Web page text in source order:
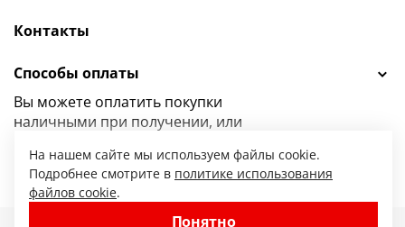
Контакты
Способы оплаты
Вы можете оплатить покупки
наличными при получении, или
На нашем сайте мы используем файлы cookie.
Подробнее смотрите в политике использования
файлов cookie.
Понятно